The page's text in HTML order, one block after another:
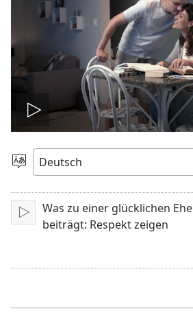
Video
abspielen
Sprache
auswählen
Abspielen
Was zu einer glücklichen Ehe
beiträgt: Respekt zeigen